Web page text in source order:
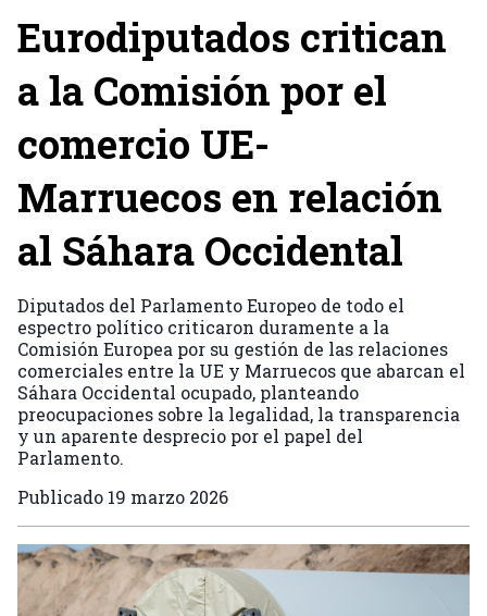
Eurodiputados critican
a la Comisión por el
comercio UE-
Marruecos en relación
al Sáhara Occidental
Diputados del Parlamento Europeo de todo el
espectro político criticaron duramente a la
Comisión Europea por su gestión de las relaciones
comerciales entre la UE y Marruecos que abarcan el
Sáhara Occidental ocupado, planteando
preocupaciones sobre la legalidad, la transparencia
y un aparente desprecio por el papel del
Parlamento.
Publicado 19 marzo 2026